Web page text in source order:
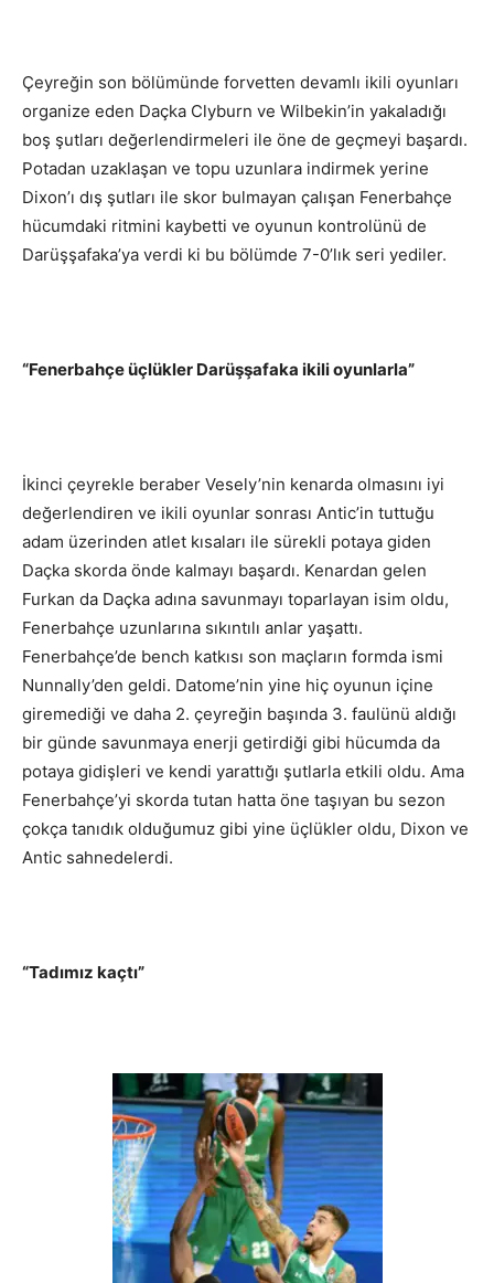
Çeyreğin son bölümünde forvetten devamlı ikili oyunları
organize eden Daçka Clyburn ve Wilbekin’in yakaladığı
boş şutları değerlendirmeleri ile öne de geçmeyi başardı.
Potadan uzaklaşan ve topu uzunlara indirmek yerine
Dixon’ı dış şutları ile skor bulmayan çalışan Fenerbahçe
hücumdaki ritmini kaybetti ve oyunun kontrolünü de
Darüşşafaka’ya verdi ki bu bölümde 7-0’lık seri yediler.
“Fenerbahçe üçlükler Darüşşafaka ikili oyunlarla”
İkinci çeyrekle beraber Vesely’nin kenarda olmasını iyi
değerlendiren ve ikili oyunlar sonrası Antic’in tuttuğu
adam üzerinden atlet kısaları ile sürekli potaya giden
Daçka skorda önde kalmayı başardı. Kenardan gelen
Furkan da Daçka adına savunmayı toparlayan isim oldu,
Fenerbahçe uzunlarına sıkıntılı anlar yaşattı.
Fenerbahçe’de bench katkısı son maçların formda ismi
Nunnally’den geldi. Datome’nin yine hiç oyunun içine
giremediği ve daha 2. çeyreğin başında 3. faulünü aldığı
bir günde savunmaya enerji getirdiği gibi hücumda da
potaya gidişleri ve kendi yarattığı şutlarla etkili oldu. Ama
Fenerbahçe’yi skorda tutan hatta öne taşıyan bu sezon
çokça tanıdık olduğumuz gibi yine üçlükler oldu, Dixon ve
Antic sahnedelerdi.
“Tadımız kaçtı”